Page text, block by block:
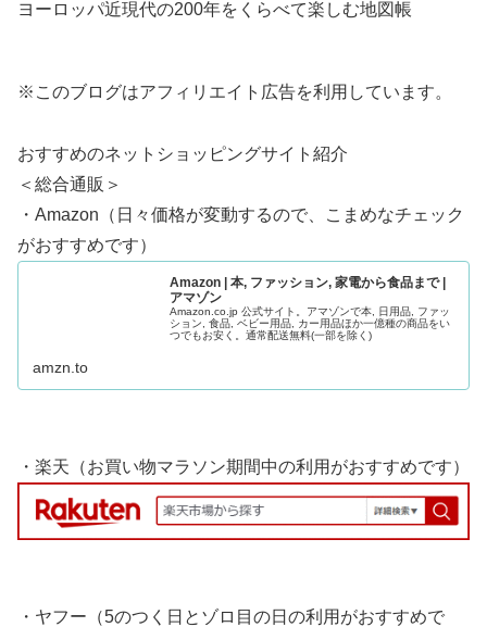
ヨーロッパ近現代の200年をくらべて楽しむ地図帳
※このブログはアフィリエイト広告を利用しています。
おすすめのネットショッピングサイト紹介
＜総合通販＞
・Amazon（日々価格が変動するので、こまめなチェック
がおすすめです）
Amazon | 本, ファッション, 家電から食品まで |
アマゾン
Amazon.co.jp 公式サイト。アマゾンで本, 日用品, ファッ
ション, 食品, ベビー用品, カー用品ほか一億種の商品をい
つでもお安く。通常配送無料(一部を除く)
amzn.to
・楽天（お買い物マラソン期間中の利用がおすすめです）
・ヤフー（5のつく日とゾロ目の日の利用がおすすめで